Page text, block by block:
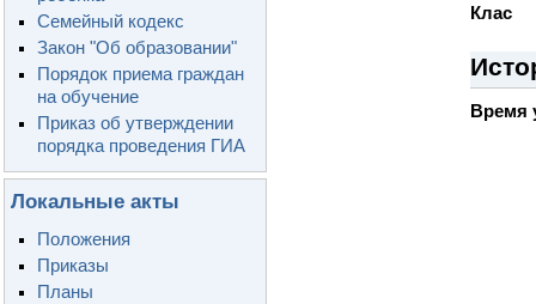
Семейный кодекс
Закон "Об образовании"
Порядок приема граждан
на обучение
Приказ об утверждении
порядка проведения ГИА
Локальные акты
Положения
Приказы
Планы
Клас
Время